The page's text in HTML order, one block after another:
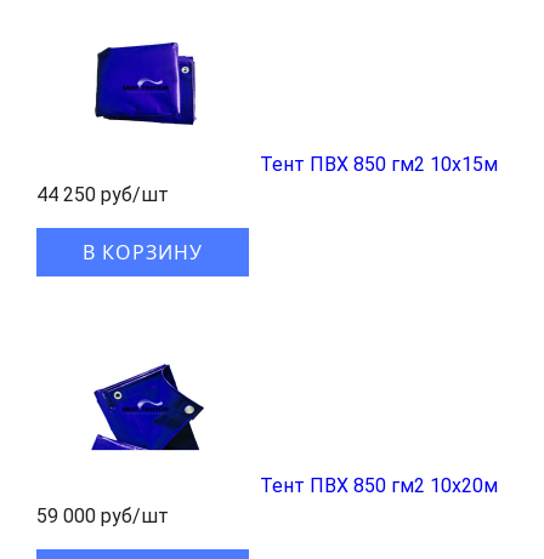
Тент ПВХ 850 гм2 10x15м
44 250 руб/шт
В КОРЗИНУ
Тент ПВХ 850 гм2 10x20м
59 000 руб/шт